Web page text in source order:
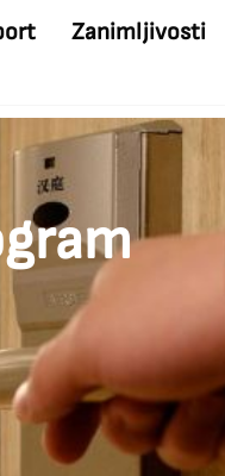
Zanimljivosti